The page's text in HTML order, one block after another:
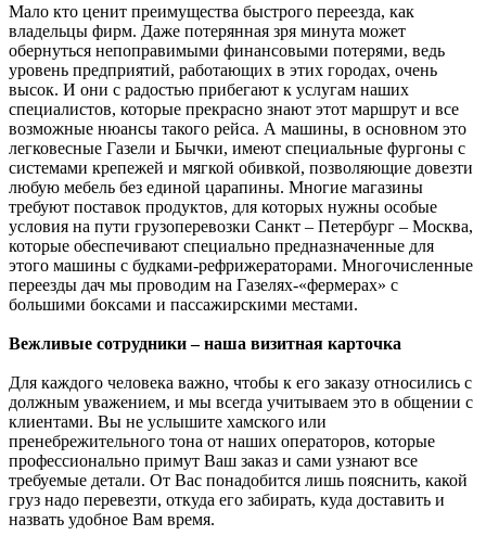
Мало кто ценит преимущества быстрого переезда, как
владельцы фирм. Даже потерянная зря минута может
обернуться непоправимыми финансовыми потерями, ведь
уровень предприятий, работающих в этих городах, очень
высок. И они с радостью прибегают к услугам наших
специалистов, которые прекрасно знают этот маршрут и все
возможные нюансы такого рейса. А машины, в основном это
легковесные Газели и Бычки, имеют специальные фургоны с
системами крепежей и мягкой обивкой, позволяющие довезти
любую мебель без единой царапины. Многие магазины
требуют поставок продуктов, для которых нужны особые
условия на пути грузоперевозки Санкт – Петербург – Москва,
которые обеспечивают специально предназначенные для
этого машины с будками-рефрижераторами. Многочисленные
переезды дач мы проводим на Газелях-«фермерах» с
большими боксами и пассажирскими местами.
Вежливые сотрудники – наша визитная карточка
Для каждого человека важно, чтобы к его заказу относились с
должным уважением, и мы всегда учитываем это в общении с
клиентами. Вы не услышите хамского или
пренебрежительного тона от наших операторов, которые
профессионально примут Ваш заказ и сами узнают все
требуемые детали. От Вас понадобится лишь пояснить, какой
груз надо перевезти, откуда его забирать, куда доставить и
назвать удобное Вам время.